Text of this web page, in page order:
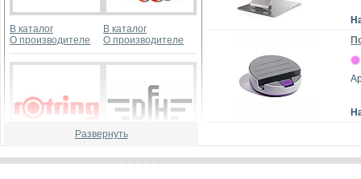
В каталог
О производителе
В каталог
О производителе
Развернуть